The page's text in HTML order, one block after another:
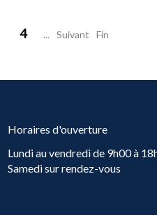
4 ... Suivant Fin
Horaires d'ouverture
Lundi au vendredi de 9h00 à
Samedi sur rendez-vous